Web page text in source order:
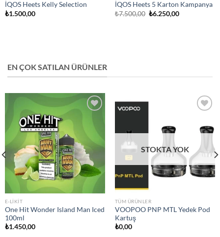
İQOS Heets Kelly Selection
₺1.500,00
İQOS Heets 5 Karton Kampanya
₺7.500,00 Orijinal
₺6.250,00Şu
EN ÇOK SATILAN ÜRÜNLER
wishlist
E-LIKIT
One Hit Wonder Island Man Iced
100ml
₺1.450,00
STOKTA YOK
TÜM ÜRÜNLER
VOOPOO PNP MTL Yedek Pod
Kartuş
₺0,00